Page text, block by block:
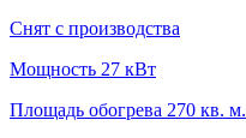
Снят с производства
Мощность 27 кВт
Площадь обогрева 270 кв. м.